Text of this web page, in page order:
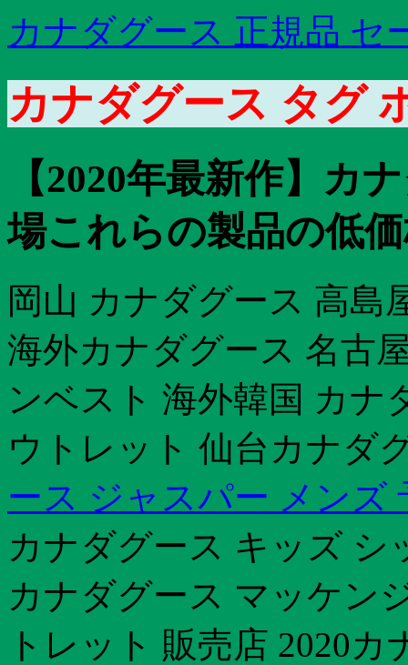
カナダグース 正規品 セ
カナダグース タグ
【2020年最新作】カ
場これらの製品の低
岡山 カナダグース 高島
海外カナダグース 名古
ンベスト 海外韓国 カナ
ウトレット 仙台カナダ
ース ジャスパー メンズ
カナダグース キッズ シ
カナダグース マッケン
トレット 販売店 2020